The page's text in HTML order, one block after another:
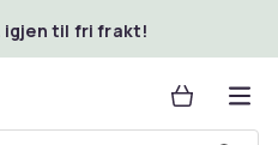
igjen til fri frakt!